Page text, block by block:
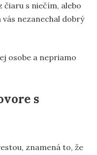
čiaru s niečím, alebo
nezanechal dobrý
osobe a nepriamo
s
znamená to, že